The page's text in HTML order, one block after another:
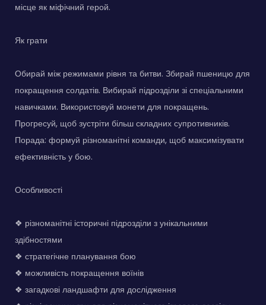
місце як міфічний герой.
Як грати
Обирай між режимами рівня та битви. Збирай пшеницю для
покращення солдатів. Вибирай підрозділи зі спеціальними
навичками. Використовуй монети для покращень.
Прогресуй, щоб зустріти більш складних супротивників.
Порада: формуй різноманітні команди, щоб максимізувати
ефективність у бою.
Особливості
❖ різноманітні історичні підрозділи з унікальними
здібностями
❖ стратегічне планування бою
❖ можливість покращення воїнів
❖ загадкові ландшафти для дослідження